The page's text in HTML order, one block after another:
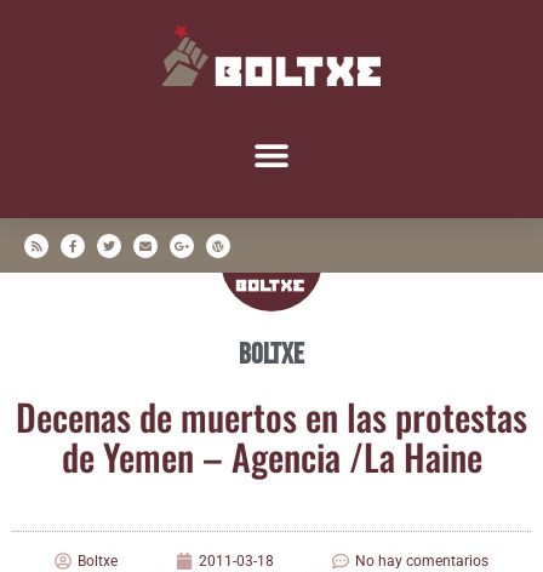
Boltxe
Dece­nas de muer­tos en las pro­tes­tas
de Yemen – Agen­cia /​La Haine
Boltxe 2011-03-18
No hay comentarios